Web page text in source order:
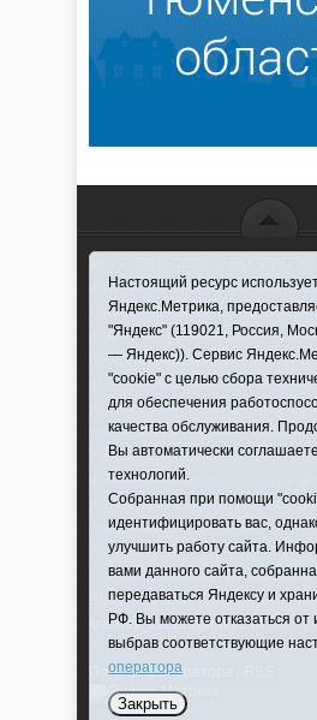
использовании материалов
Информационная лента
поддержке правительства
Регистрационный номер СМИ
от 10.06. 2016 г. выдано
надзору в сфере связи,
технологий и массовых
Учредитель (соучредители)
некоммерческая организация
издательский центр "Красная
Тюменская обл., Викуловский р-
Ленина, д. 5).
Главный редактор Антюхова
Владимировна. Адрес
krasnay_zvezda@obl72.ru
36.
Политика оператора
Настоящий ресурс
Яндекс.Метрика,
"Яндекс" (119021, Россия,
— Яндекс)). Сервис
"cookie" с целью сбора
для обеспечения
качества обслуживания.
Вы автоматически
технологий.
Собранная при помощи
идентифицировать вас,
улучшить работу сайта.
вами данного сайта,
передаваться Яндексу и
РФ. Вы можете отказаться от
выбрав соответствующие
оператора
Закрыть